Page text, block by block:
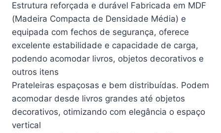
Estrutura reforçada e durável Fabricada em MDF
(Madeira Compacta de Densidade Média) e
equipada com fechos de segurança, oferece
excelente estabilidade e capacidade de carga,
podendo acomodar livros, objetos decorativos e
outros itens
Prateleiras espaçosas e bem distribuídas. Podem
acomodar desde livros grandes até objetos
decorativos, otimizando com elegância o espaço
vertical